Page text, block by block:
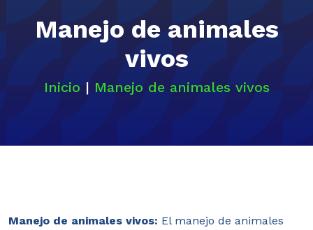
Manejo de animales
vivos
Inicio | Manejo de animales vivos
Manejo de animales vivos: El manejo de animales